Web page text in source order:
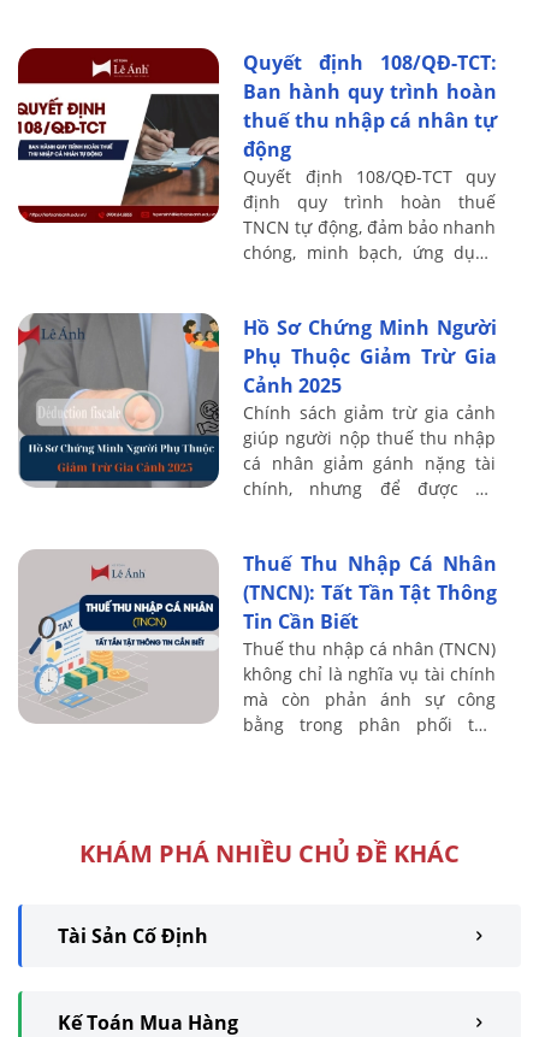
toán – nhân ...
Quyết định 108/QĐ-TCT:
Ban hành quy trình hoàn
thuế thu nhập cá nhân tự
động
Quyết định 108/QĐ-TCT quy
định quy trình hoàn thuế
TNCN tự động, đảm bảo nhanh
chóng, minh bạch, ứng dụng
Hồ Sơ Chứng Minh Người
Phụ Thuộc Giảm Trừ Gia
Cảnh 2025
Chính sách giảm trừ gia cảnh
giúp người nộp thuế thu nhập
cá nhân giảm gánh nặng tài
chính, nhưng để được áp
thuộc là rất quan ...
Thuế Thu Nhập Cá Nhân
(TNCN): Tất Tần Tật Thông
Tin Cần Biết
Thuế thu nhập cá nhân (TNCN)
không chỉ là nghĩa vụ tài chính
mà còn phản ánh sự công
bằng trong phân phối thu
KHÁM PHÁ NHIỀU CHỦ ĐỀ KHÁC
Tài Sản Cố Định
Kế Toán Mua Hàng